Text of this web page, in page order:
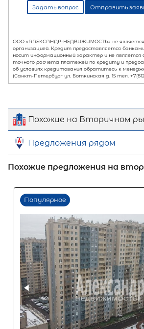
Первый взнос
0 10 20 30 40 50
Срок кредита
15 лет
1 5 10 15
Процентная
Похожие на Вторичном
Предложения рядом
Похожие предложения на